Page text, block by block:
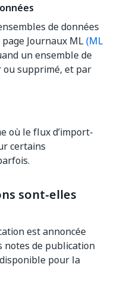
de données
Journaux ML(ML
un ensemble de
ou supprimé, et par
où le flux d’import-
certains
sont-elles
est annoncée
notes de publication
pour la